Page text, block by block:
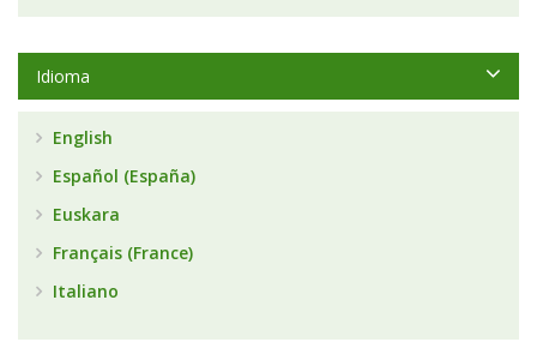
Idioma
English
Español (España)
Euskara
Français (France)
Italiano